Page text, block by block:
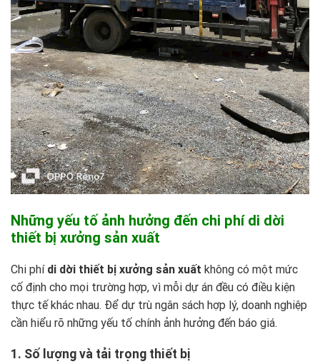
Những yếu tố ảnh hưởng đến chi phí di dời
thiết bị xưởng sản xuất
Chi phí di dời thiết bị xưởng sản xuất không có một mức
cố định cho mọi trường hợp, vì mỗi dự án đều có điều kiện
thực tế khác nhau. Để dự trù ngân sách hợp lý, doanh nghiệp
cần hiểu rõ những yếu tố chính ảnh hưởng đến báo giá.
1. Số lượng và tải trọng thiết bị